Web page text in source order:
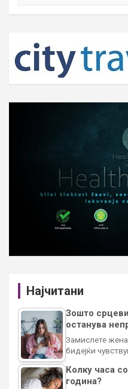
h
Најчитани
Зошто
останува
Замислете
бидејќи
Колку часа
година?